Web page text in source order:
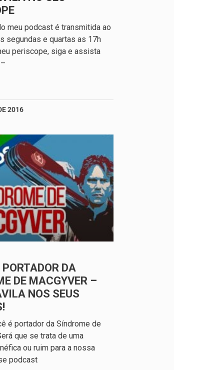
meu podcast é transmitida ao
segundas e quartas as 17h
periscope, siga e assista
2016
DA
DE MACGYVER –
NOS SEUS
é portador da Síndrome de
que se trata de uma
ou ruim para a nossa
podcast